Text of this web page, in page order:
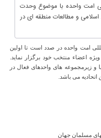
امت واحده با موضوع وحدت
و مطالعات منطقه ای در
امت واحده در صدد است تا اولین
آموزشی خود را در تابستان سال 89 ویژه اعضاء منتخب خود برگزار نماید.
و زیرمجموعه های واحدهای فعال در
اتحادیه می باشد.
مسلمان جهان